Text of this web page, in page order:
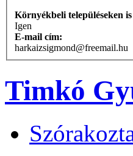
Környékbeli településeken
Igen
E-mail cím:
harkaizsigmond@freemail.hu
Timkó